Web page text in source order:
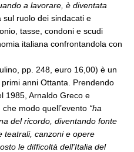
a lavorare, è diventata
sul ruolo dei sindacati e
tasse, condoni e scudi
italiana confrontandola con
pp. 248, euro 16,00) è un
anni Ottanta. Prendendo
1985, Arnaldo Greco e
modo quell’evento “ha
del ricordo, diventando fonte
teatrali, canzoni e opere
le difficoltà dell'Italia del